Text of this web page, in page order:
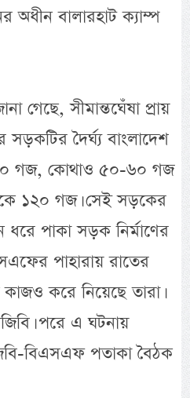
অধীন বালারহাট ক্যাম্প
গেছে, সীমান্তঘেঁষা প্রায়
দৈর্ঘ্য বাংলাদেশ
গজ, কোথাও ৫০-৬০ গজ
১২০ গজ। সেই সড়কের
পাকা সড়ক নির্মাণের
পাহারায় রাতের
করে নিয়েছে তারা।
পরে এ ঘটনায়
বিএসএফ পতাকা বৈঠক